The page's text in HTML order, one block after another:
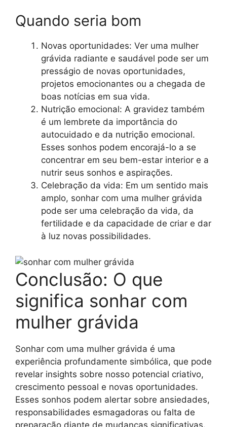
Quando seria bom
Novas oportunidades: Ver uma mulher
grávida radiante e saudável pode ser um
presságio de novas oportunidades,
projetos emocionantes ou a chegada de
boas notícias em sua vida.
Nutrição emocional: A gravidez também
é um lembrete da importância do
autocuidado e da nutrição emocional.
Esses sonhos podem encorajá-lo a se
concentrar em seu bem-estar interior e a
nutrir seus sonhos e aspirações.
Celebração da vida: Em um sentido mais
amplo, sonhar com uma mulher grávida
pode ser uma celebração da vida, da
fertilidade e da capacidade de criar e dar
à luz novas possibilidades.
Conclusão: O que
significa sonhar com
mulher grávida
Sonhar com uma mulher grávida é uma
experiência profundamente simbólica, que pode
revelar insights sobre nosso potencial criativo,
crescimento pessoal e novas oportunidades.
Esses sonhos podem alertar sobre ansiedades,
responsabilidades esmagadoras ou falta de
preparação diante de mudanças significativas.